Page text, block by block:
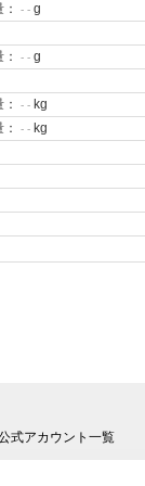
- - g
- - g
- - kg
- - kg
式アカウント一覧